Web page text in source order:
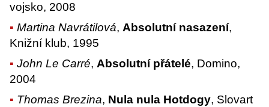
vojsko, 2008
Martina Navrátilová,Absolutní nasazení,
Knižní klub, 1995
John Le Carré,Absolutní přátelé, Domino,
2004
Thomas Brezina, Nula nula Hotdogy, Slovart